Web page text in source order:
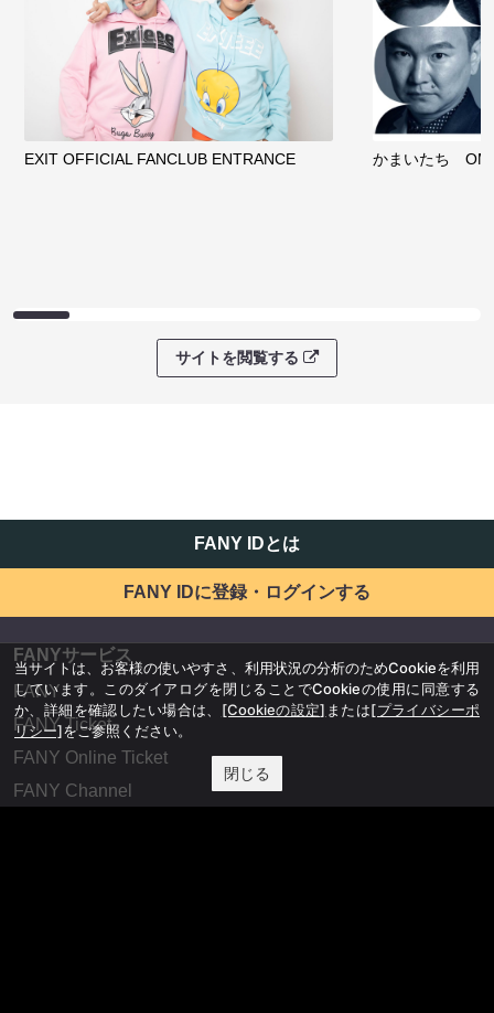
EXIT OFFICIAL FANCLUB ENTRANCE かまいたち
サイトを閲覧する
FANY IDとは
FANY IDに登録・ログインする
FANYサービス
FANY
FANY Ticket
FANY Online Ticket
FANY Channel
当サイトは、お客様の使いやすさ、利用状況の分析のためCookieを利用
しています。このダイアログを閉じることでCookieの使用に同意する
か、詳細を確認したい場合は、 [Cookieの設定] または[プライバシーポ
リシー]をご参照ください。
閉じる